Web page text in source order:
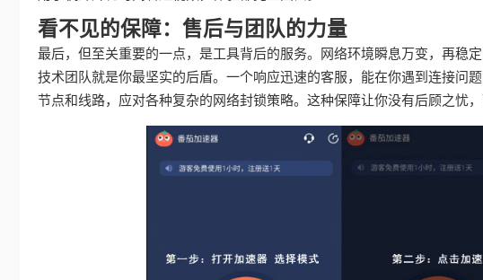
看不见的保障：售后与团队的力量
最后，但至关重要的一点，是工具背后的服务。网络环境瞬息万变，再稳
技术团队就是你最坚实的后盾。一个响应迅速的客服，能在你遇到连接问
节点和线路，应对各种复杂的网络封锁策略。这种保障让你没有后顾之忧